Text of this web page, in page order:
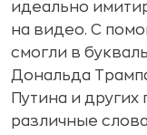
идеально
на видео. С
смогли в
Дональда
Путина и
различные